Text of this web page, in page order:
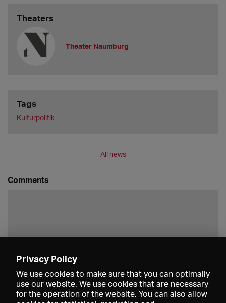
Theaters
Theater Naumburg
Tags
Kulturpolitik
All news
Comments
Privacy Policy
We use cookies to make sure that you can optimally
use our website. We use cookies that are necessary
for the operation of the website. You can also allow